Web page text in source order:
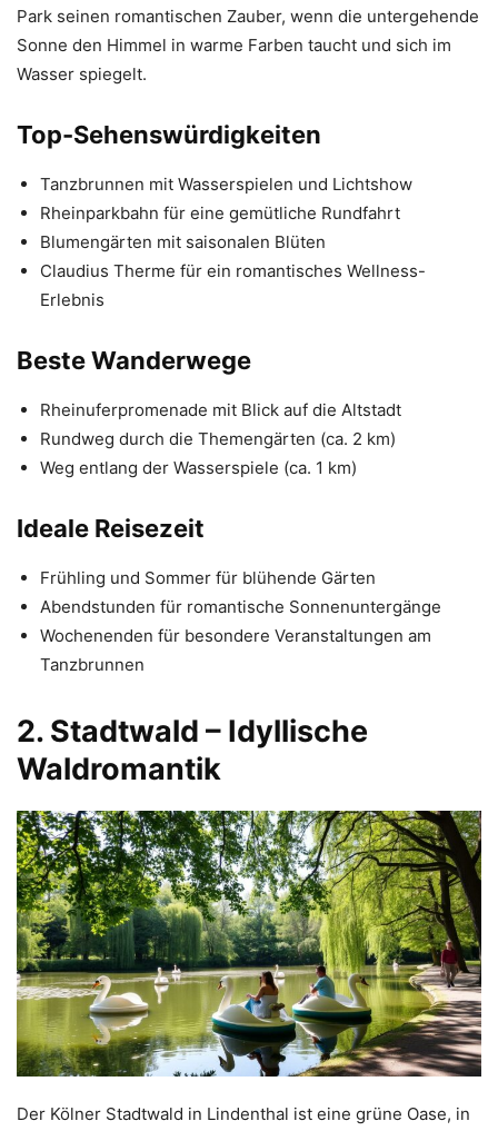
Park seinen romantischen Zauber, wenn die untergehende
Sonne den Himmel in warme Farben taucht und sich im
Wasser spiegelt.
Top-Sehenswürdigkeiten
Tanzbrunnen mit Wasserspielen und Lichtshow
Rheinparkbahn für eine gemütliche Rundfahrt
Blumengärten mit saisonalen Blüten
Claudius Therme für ein romantisches Wellness-
Erlebnis
Beste Wanderwege
Rheinuferpromenade mit Blick auf die Altstadt
Rundweg durch die Themengärten (ca. 2 km)
Weg entlang der Wasserspiele (ca. 1 km)
Ideale Reisezeit
Frühling und Sommer für blühende Gärten
Abendstunden für romantische Sonnenuntergänge
Wochenenden für besondere Veranstaltungen am
Tanzbrunnen
2. Stadtwald – Idyllische
Waldromantik
Der Kölner Stadtwald in Lindenthal ist eine grüne Oase, in